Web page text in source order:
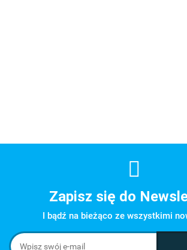
Zapisz się do
I bądź na bieżąco ze wszystkimi